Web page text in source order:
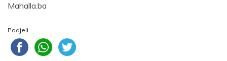
Mahalla.ba
Podjeli